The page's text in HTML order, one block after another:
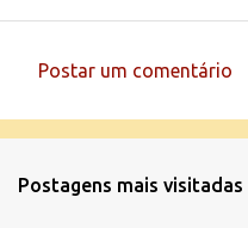
e
Postar um comentário
Postagens mais visitadas